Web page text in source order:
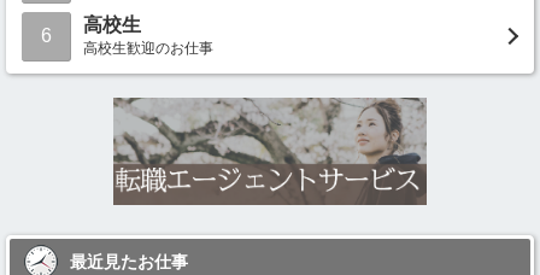
6
高校生
高校生歓迎のお仕事
最近見たお仕事